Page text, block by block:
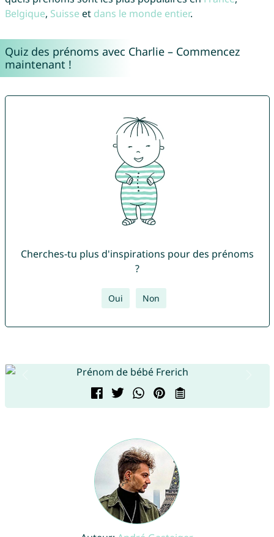
Belgique, Suisse et dans le monde entier.
Quiz des prénoms avec Charlie – Commencez
maintenant !
Cherches-tu plus d'inspirations pour des prénoms
?
Oui Non